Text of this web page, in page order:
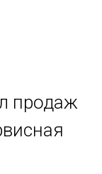
продаж